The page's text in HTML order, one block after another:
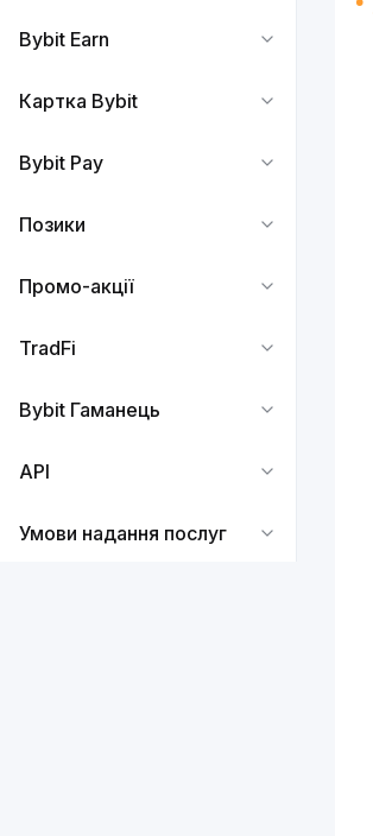
Bybit Earn
Картка Bybit
Bybit Pay
Позики
Промо-акції
TradFi
Bybit Гаманець
API
Умови надання послуг